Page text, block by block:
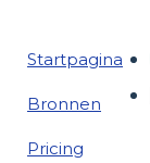
Startpagina
Bronnen
Pricing